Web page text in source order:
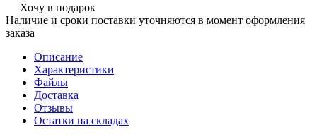
Хочу в подарок
Наличие и сроки поставки уточняются в момент оформления
заказа
Описание
Характеристики
Файлы
Доставка
Отзывы
Остатки на складах